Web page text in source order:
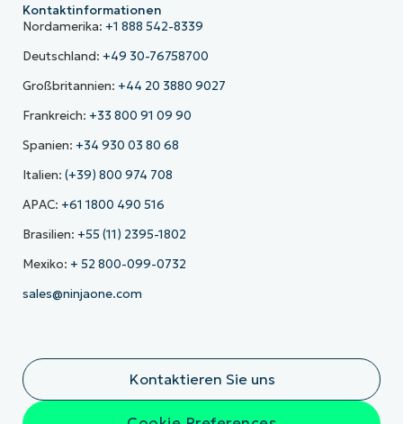
Kontaktinformationen
Nordamerika: +1 888 542-8339
Deutschland: +49 30-76758700
Großbritannien: +44 20 3880 9027
Frankreich: +33 800 91 09 90
Spanien: +34 930 03 80 68
Italien: (+39) 800 974 708
APAC: +61 1800 490 516
Brasilien: +55 (11) 2395-1802
Mexiko: + 52 800-099-0732
sales@ninjaone.com
Kontaktieren Sie uns